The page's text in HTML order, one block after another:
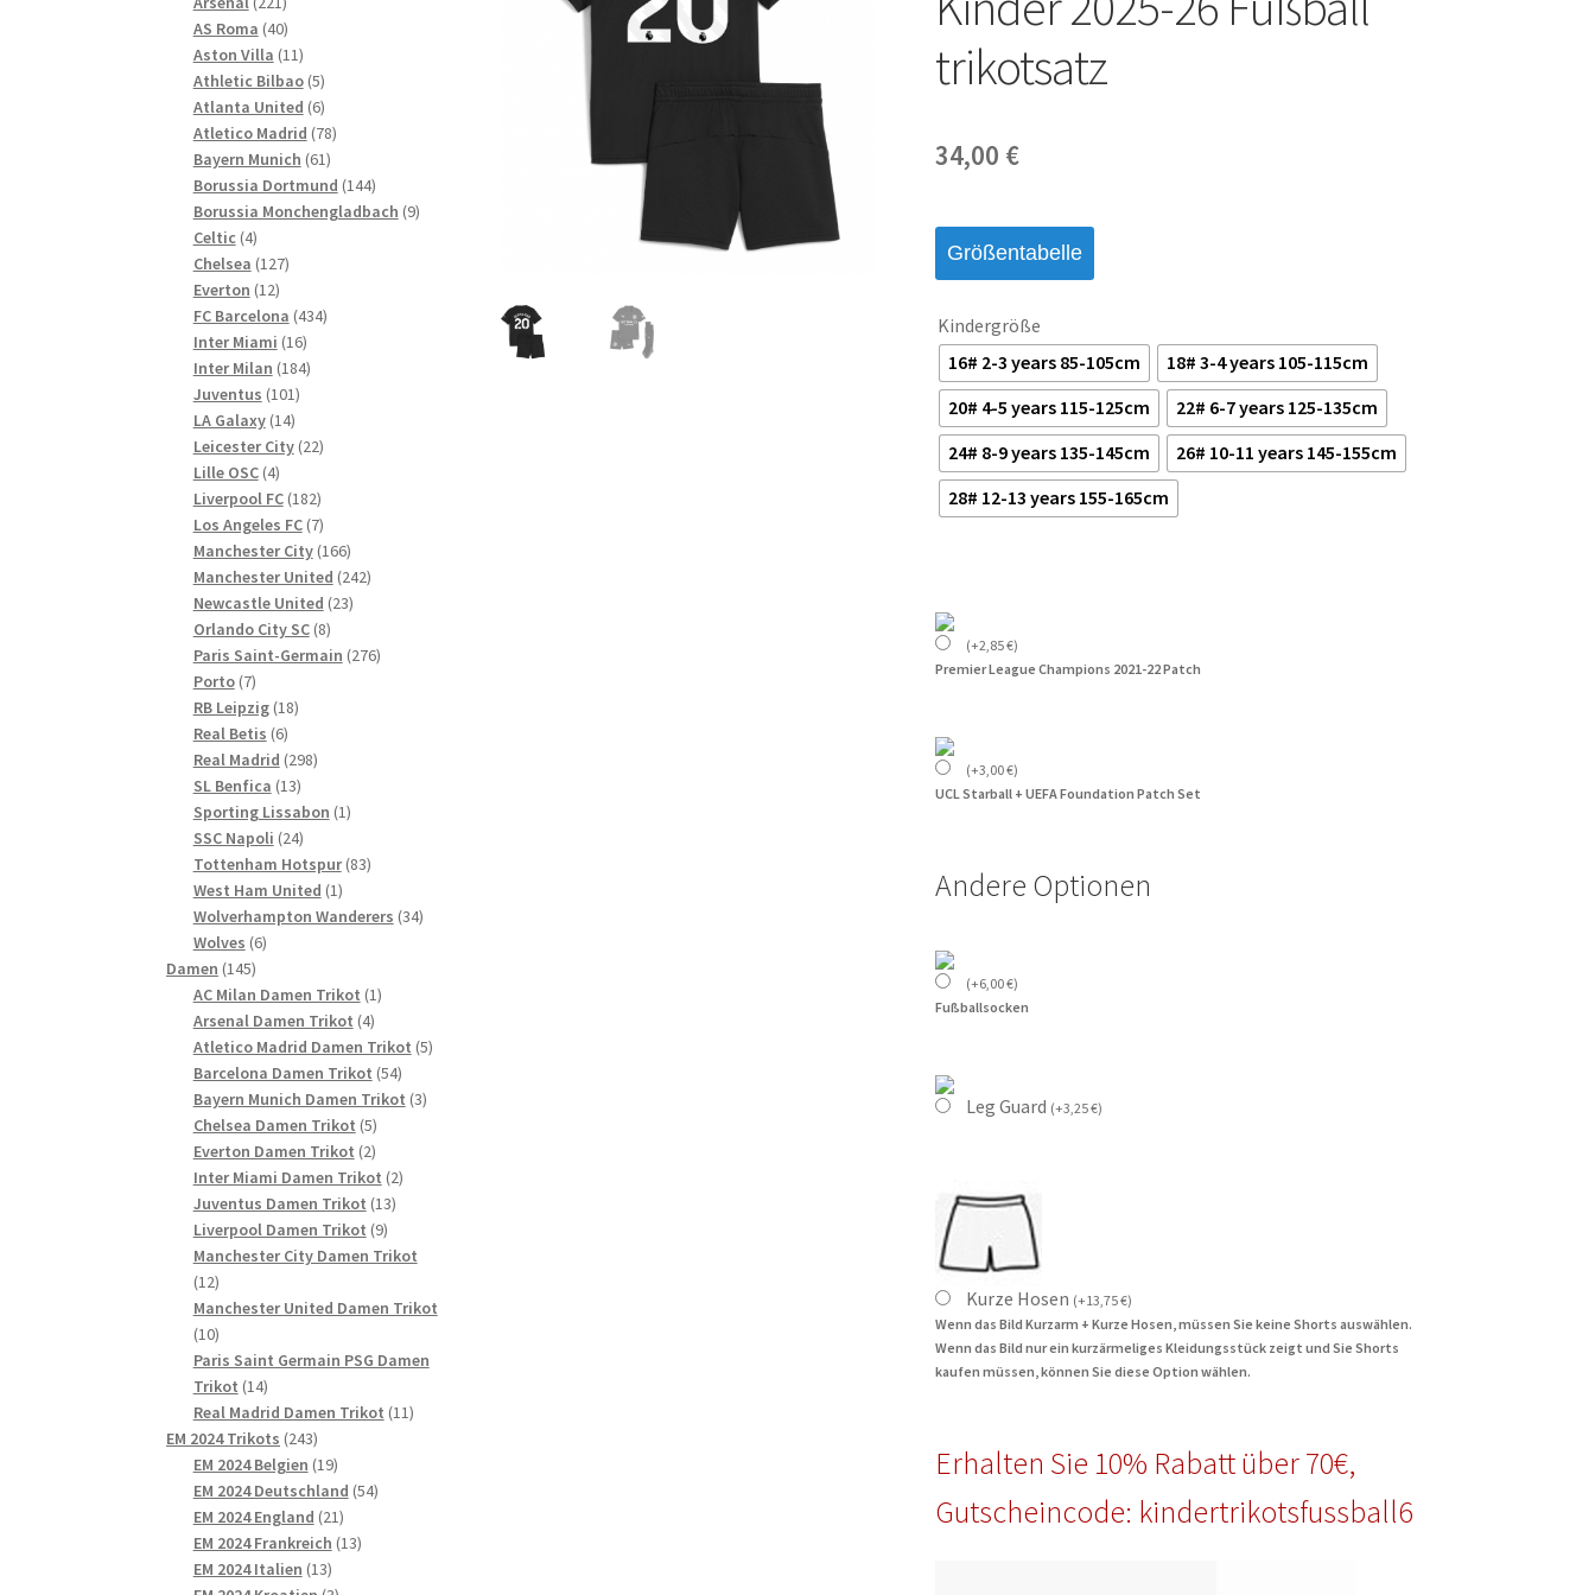
trikotsatz
34,00 €
Größentabelle
Kindergröße
16# 2-3 years 85-105cm
18# 3-4 years 105-115cm
20# 4-5 years 115-125cm
22# 6-7 years 125-135cm
24# 8-9 years 135-145cm
26# 10-11 years 145-155cm
28# 12-13 years 155-165cm
(+2,85€)
Premier League Champions 2021-22 Patch
(+3,00€)
UCL Starball + UEFA Foundation Patch Set
Andere Optionen
(+6,00€)
Fußballsocken
Leg Guard (+3,25€)
Kurze Hosen (+13,75€)
Wenn das Bild Kurzarm + Kurze Hosen, müssen Sie keine Shorts auswählen.
Wenn das Bild nur ein kurzärmeliges Kleidungsstück zeigt und Sie Shorts
kaufen müssen, können Sie diese Option wählen.
Erhalten Sie 10% Rabatt über 70€,
Gutscheincode: kindertrikotsfussball6
Produkte
AS Roma 4040
Produkte
Aston Villa 1111
Produkte
Athletic Bilbao 55
Produkte
Atlanta United 66
Produkte
Atletico Madrid 7878
Bayern Munich 6161
Produkte
Borussia Dortmund 144144
Produkte
Borussia Monchengladbach 99
Celtic 44
Produkte
Chelsea 127127
Everton 1212
Produkte
FC Barcelona 434434
Inter Miami 1616
Produkte
Inter Milan 184184
Juventus 101101
Produkte
LA Galaxy 1414
Produkte
Leicester City 2222
Lille OSC 44
Produkte
Liverpool FC 182182
Produkte
Los Angeles FC 77
Produkte
Manchester City 166166
Produkte
Manchester United 242242
Newcastle United 2323
Orlando City SC 88
Produkte
Paris Saint-Germain 276276
Porto 77
Produkte
RB Leipzig 1818
Real Betis 66
Produkte
Real Madrid 298298
SL Benfica 1313
Produkte
Sporting Lissabon 11
SSC Napoli 2424
Produkte
Tottenham Hotspur 8383
West Ham United 11
Produkt
Wolverhampton Wanderers 3434
Wolves 66
Damen 145145
Produkte
AC Milan Damen Trikot 11
Arsenal Damen Trikot 44
Produkte
Atletico Madrid Damen Trikot 55
Barcelona Damen Trikot 5454
Produkte
Bayern Munich Damen Trikot 33
Chelsea Damen Trikot 55
Produkte
Everton Damen Trikot 22
Produkte
Inter Miami Damen Trikot 22
Juventus Damen Trikot 1313
Liverpool Damen Trikot 99
Produkte
Manchester City Damen Trikot
1212
Produkte
Manchester United Damen Trikot
1010
Produkte
Paris Saint Germain PSG Damen
Trikot 1414
Produkte
Real Madrid Damen Trikot 1111
EM 2024 Trikots 243243
Produkte
EM 2024 Belgien 1919
Produkte
EM 2024 Deutschland 5454
EM 2024 England 2121
Produkte
EM 2024 Frankreich 1313
EM 2024 Italien 1313